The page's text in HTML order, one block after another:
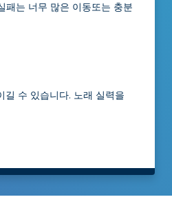
패는 너무 많은 이동또는 충분
길 수 있습니다. 노래 실력을